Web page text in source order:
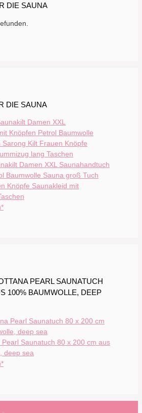
DIE SAUNA
DIE SAUNA
Damen XXL Saunahandtuch
Baumwolle Sauna groß Tuch
Knöpfe Saunakleid mit
PEARL SAUNATUCH
100% BAUMWOLLE, DEEP
Saunatuch 80 x 200 cm aus
deep sea